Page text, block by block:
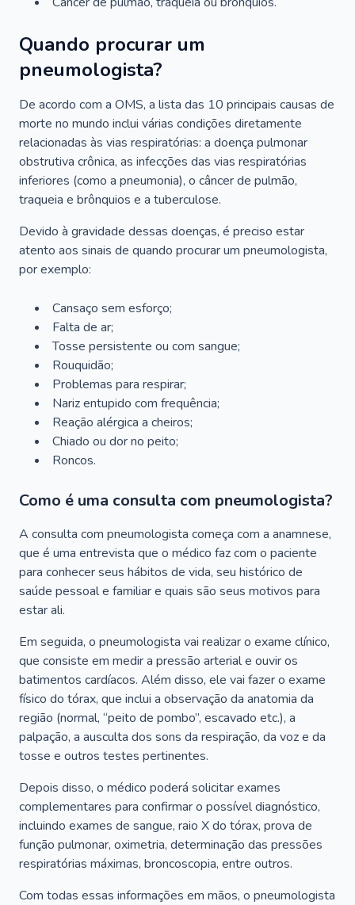
Quando procurar um
pneumologista?
De acordo com a OMS, a lista das 10 principais causas de
morte no mundo inclui várias condições diretamente
relacionadas às vias respiratórias: a doença pulmonar
obstrutiva crônica, as infecções das vias respiratórias
inferiores (como a pneumonia), o câncer de pulmão,
traqueia e brônquios e a tuberculose.
Devido à gravidade dessas doenças, é preciso estar
atento aos sinais de quando procurar um pneumologista,
por exemplo:
Cansaço sem esforço;
Falta de ar;
Tosse persistente ou com sangue;
Rouquidão;
Problemas para respirar;
Nariz entupido com frequência;
Reação alérgica a cheiros;
Chiado ou dor no peito;
Roncos.
Como é uma consulta com pneumologista?
A consulta com pneumologista começa com a anamnese,
que é uma entrevista que o médico faz com o paciente
para conhecer seus hábitos de vida, seu histórico de
saúde pessoal e familiar e quais são seus motivos para
estar ali.
Em seguida, o pneumologista vai realizar o exame clínico,
que consiste em medir a pressão arterial e ouvir os
batimentos cardíacos. Além disso, ele vai fazer o exame
físico do tórax, que inclui a observação da anatomia da
região (normal, “peito de pombo”, escavado etc.), a
palpação, a ausculta dos sons da respiração, da voz e da
tosse e outros testes pertinentes.
Depois disso, o médico poderá solicitar exames
complementares para confirmar o possível diagnóstico,
incluindo exames de sangue, raio X do tórax, prova de
função pulmonar, oximetria, determinação das pressões
respiratórias máximas, broncoscopia, entre outros.
Com todas essas informações em mãos, o pneumologista